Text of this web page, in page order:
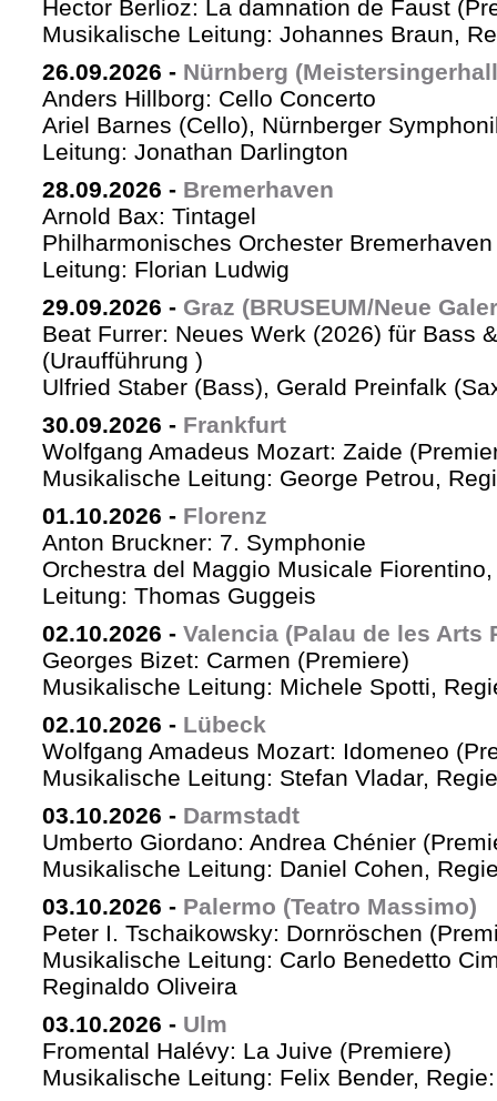
Hector Berlioz: La damnation de Faust
Musikalische Leitung: Johannes Braun,
26.09.2026 - Nürnberg
Anders Hillborg: Cello Concerto
Ariel Barnes (Cello), Nürnberger
Leitung: Jonathan Darlington
28.09.2026 - Bremerhaven
Arnold Bax: Tintagel
Philharmonisches Orchester
Leitung: Florian Ludwig
29.09.2026 - Graz (BRUSEUM/Neue
Beat Furrer: Neues Werk (2026) für Bass
(Uraufführung )
Ulfried Staber (Bass), Gerald Preinfalk
30.09.2026 - Frankfurt
Wolfgang Amadeus Mozart: Zaide
Musikalische Leitung: George Petrou,
01.10.2026 - Florenz
Anton Bruckner: 7. Symphonie
Orchestra del Maggio Musicale
Leitung: Thomas Guggeis
02.10.2026 - Valencia (Palau de les Arts
Georges Bizet: Carmen (Premiere)
Musikalische Leitung: Michele Spotti,
02.10.2026 - Lübeck
Wolfgang Amadeus Mozart: Idomeneo
Musikalische Leitung: Stefan Vladar,
03.10.2026 - Darmstadt
Umberto Giordano: Andrea Chénier
Musikalische Leitung: Daniel Cohen,
03.10.2026 - Palermo (Teatro Massimo)
Peter I. Tschaikowsky: Dornröschen
Musikalische Leitung: Carlo Benedetto
Reginaldo Oliveira
03.10.2026 - Ulm
Fromental Halévy: La Juive (Premiere)
Musikalische Leitung: Felix Bender,